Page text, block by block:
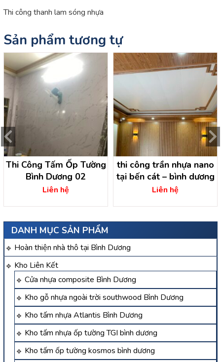
DANH MỤC SẢN PHẨM
Hoàn thiện nhà thô tại Bình Dương
Kho Liên Kết
Cửa nhựa composite Bình Dương
Kho gỗ nhựa ngoài trời southwood Bình Dương
Kho tấm nhựa Atlantis Bình Dương
Kho tấm nhựa ốp tường TGI bình dương
Kho tấm ốp tường kosmos bình dương
Thi công thanh lam sóng nhựa
Sản phẩm tương tự
Thi Công Tấm Ốp Tường
Bình Dương 02
Liên hệ
thi công trần nhựa nano
tại bến cát – bình dương
Liên hệ